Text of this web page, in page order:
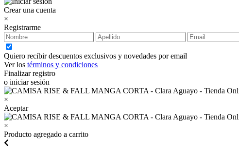
Crear una cuenta
×
Registrarme
Quiero recibir descuentos exclusivos y novedades por email
Ver los términos y condiciones
Finalizar registro
o iniciar sesión
×
Aceptar
×
Producto agregado a carrito